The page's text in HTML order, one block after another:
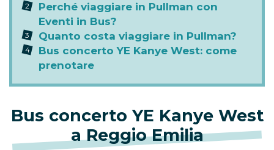
Perché viaggiare in Pullman con
Eventi in Bus?
Quanto costa viaggiare in Pullman?
Bus concerto YE Kanye West: come
prenotare
Bus concerto YE Kanye West
a Reggio Emilia